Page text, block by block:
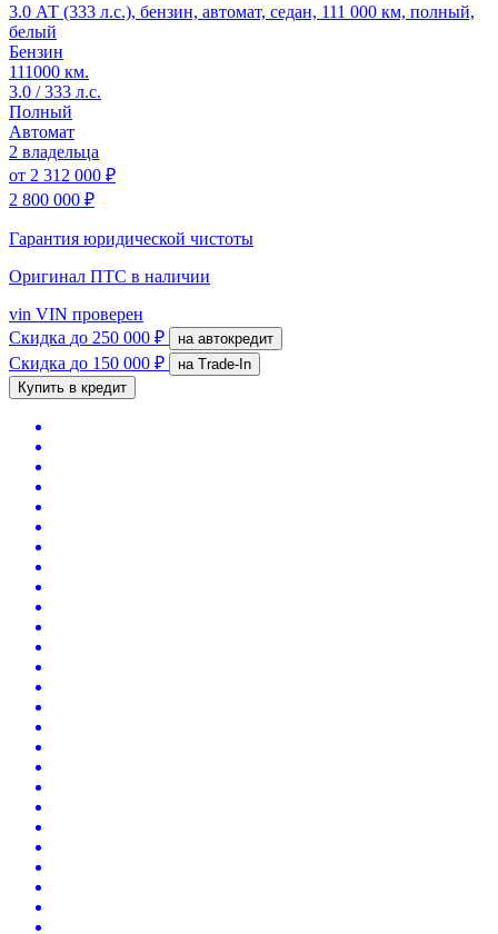
3.0 АТ (333 л.с.), бензин, автомат, седан, 111 000 км, полный,
белый
Бензин
111000 км.
3.0 / 333 л.с.
Полный
Автомат
2 владельца
от 2 312 000 ₽
2 800 000 ₽
Гарантия юридической чистоты
Оригинал ПТС в наличии
vin VIN проверен
Скидка до 250 000 ₽ на автокредит
Скидка до 150 000 ₽
на Trade-In
Купить в кредит